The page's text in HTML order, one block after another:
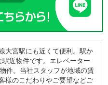
大宮駅にも近くて便利。駅か
近物件です。エレベーター
件。当社スタッフが地域の賃
様のこだわりやご要望などご